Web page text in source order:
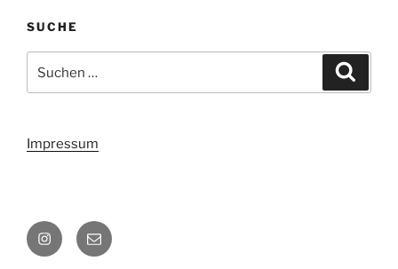
SUCHE
nach:
Impressum
InstagramEmail